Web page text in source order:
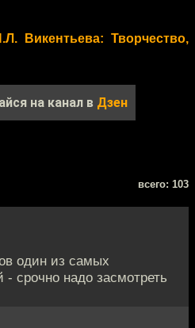
Викентьева: Творчество,
на канал в Дзен
всего: 103
один из самых
срочно надо засмотреть